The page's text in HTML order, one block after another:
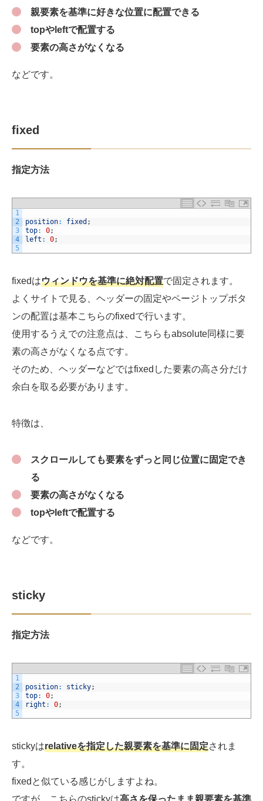
親要素を基準に好きな位置に配置できる
topやleftで配置する
要素の高さがなくなる
などです。
fixed
指定方法
1
2
3
4
5
position: fixed ;
top: 0;
left : 0;
fixedはウィンドウを基準に絶対配置で固定されます。
よくサイトで見る、ヘッダーの固定やページトップボタ
ンの配置は基本こちらのfixedで行います。
使用するうえでの注意点は、こちらもabsolute同様に要
素の高さがなくなる点です。
そのため、ヘッダーなどではfixedした要素の高さ分だけ
余白を取る必要があります。
特徴は、
スクロールしても要素をずっと同じ位置に固定でき
る
要素の高さがなくなる
topやleftで配置する
などです。
sticky
指定方法
1
2
3
4
5
position: sticky;
top: 0;
right : 0;
stickyはrelativeを指定した親要素を基準に固定されま
す。
fixedと似ている感じがしますよね。